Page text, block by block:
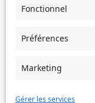
Fonctionnel
Préférences
Marketing
Gérer les services
concerné.
Message(Nécessaire)